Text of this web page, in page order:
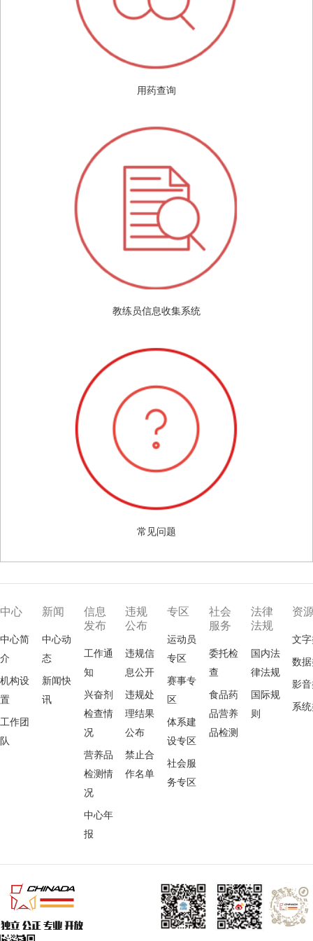
用药查询
教练员信息收集系统
常见问题
中心
中心简
介
机构设
置
工作团
队
新闻
中心动
态
新闻快
讯
信息
发布
工作通
知
兴奋剂
检查情
况
营养品
检测情
况
中心年
报
违规
公布
违规信
息公开
违规处
理结果
公布
禁止合
作名单
专区
运动员
专区
赛事专
区
体系建
设专区
社会服
务专区
社会
服务
委托检
查
食品药
品营养
品检测
法律
法规
国内法
律法规
国际规
则
资
文
数
影
系